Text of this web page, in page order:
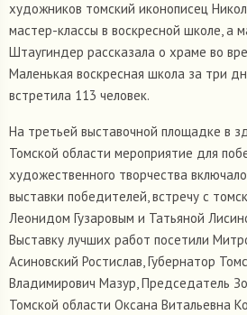
художников томский иконописец
мастер-классы в воскресной школе, а
Штаугиндер рассказала о храме во
Маленькая воскресная школа за три
встретила 113 человек.
На третьей выставочной площадке в
Томской области мероприятие для
художественного творчества
выставки победителей, встречу с
Леонидом Гузаровым и Татьяной
Выставку лучших работ посетили
Асиновский Ростислав, Губернатор
Владимирович Мазур, Председатель
Томской области Оксана Витальевна